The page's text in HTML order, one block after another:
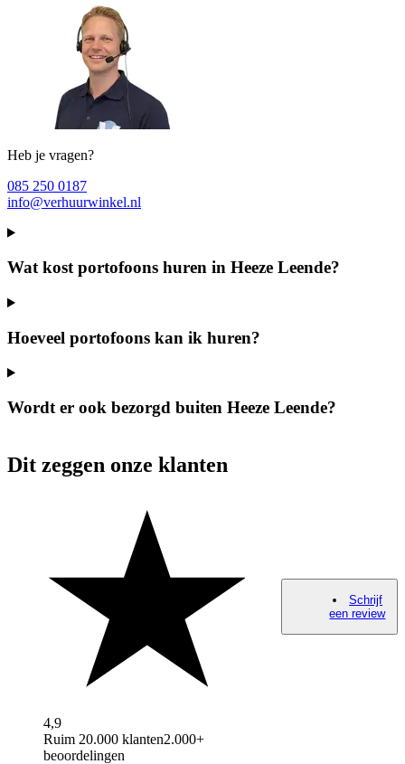
Heb je vragen?
085 250 0187
info@verhuurwinkel.nl
Wat kost portofoons huren in Heeze Leende?
Hoeveel portofoons kan ik huren?
Wordt er ook bezorgd buiten Heeze Leende?
Dit zeggen onze klanten
4,9
Ruim 20.000 klanten2.000+
beoordelingen
Schrijf
een review